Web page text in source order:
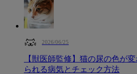
2026/06/25
【獣医師監修】猫の尿の色が
られる病気とチェック方法